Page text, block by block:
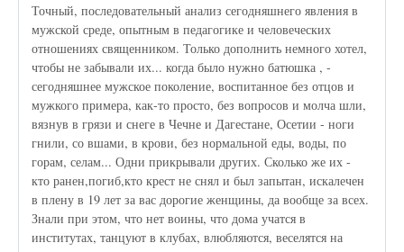
Точный, последовательный анализ сегодняшнего явления в
мужской среде, опытным в педагогике и человеческих
отношениях священником. Только дополнить немного хотел,
чтобы не забывали их... когда было нужно батюшка , -
сегодняшнее мужское поколение, воспитанное без отцов и
мужкого примера, как-то просто, без вопросов и молча шли,
вязнув в грязи и снеге в Чечне и Дагестане, Осетии - ноги
гнили, со вшами, в крови, без нормальной еды, воды, по
горам, селам... Одни прикрывали других. Сколько же их -
кто ранен,погиб,кто крест не снял и был запытан, искалечен
в плену в 19 лет за вас дорогие женщины, да вообще за всех.
Знали при этом, что нет воины, что дома учатся в
институтах, танцуют в клубах, влюбляются, веселятся на